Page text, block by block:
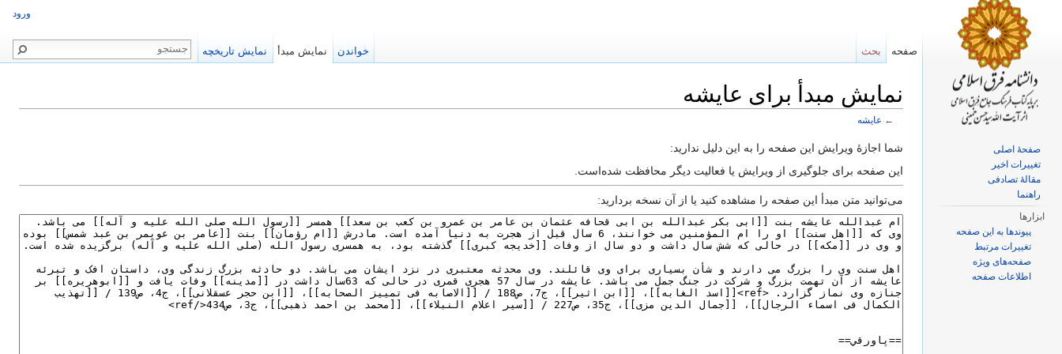
نمایش مبدأ برای عایشه
← عایشه
شما اجازهٔ ویرایش این صفحه را به این دلیل ندارید:
این صفحه برای جلوگیری از ویرایش یا فعالیت دیگر محافظت شده‌است.
می‌توانید متن مبدأ این صفحه را مشاهده کنید یا از آن نسخه بردارید:
ورود
بحث صفحه نمایش تاریخچه نمایش مبدأ خواندن
صفحهٔ اصلی
تغییرات اخیر
مقالهٔ تصادفی
راهنما
ابزارها
پیوندها به این صفحه
تغییرات مرتبط
صفحه‌های ویژه
اطلاعات صفحه